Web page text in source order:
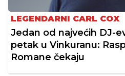
LEGENDARNI CARL COX
Jedan od najvećih DJ-
petak u Vinkuranu:
Romane čekaju